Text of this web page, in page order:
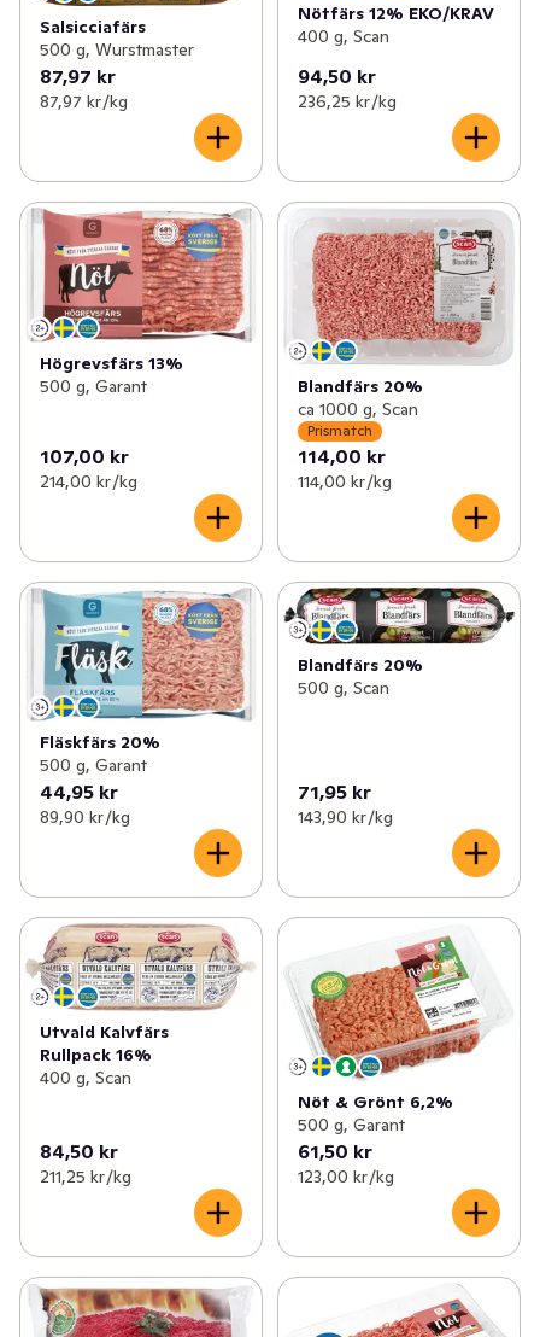
Salsicciafärs
500 g, Wurstmaster
87,97 kr
87,97 kr /kg
Nötfärs 12% EKO/KRAV
400 g, Scan
94,50 kr
236,25 kr /kg
Högrevsfärs 13%
500 g, Garant
107,00 kr
214,00 kr /kg
Blandfärs 20%
ca 1000 g, Scan
Prismatch
114,00 kr
114,00 kr /kg
Fläskfärs 20%
500 g, Garant
44,95 kr
89,90 kr /kg
Blandfärs 20%
500 g, Scan
71,95 kr
143,90 kr /kg
Utvald Kalvfärs
Rullpack 16%
400 g, Scan
84,50 kr
211,25 kr /kg
Nöt & Grönt 6,2%
500 g, Garant
61,50 kr
123,00 kr /kg